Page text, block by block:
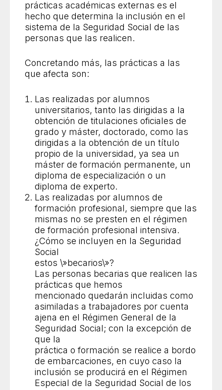
prácticas académicas externas es el
hecho que determina la inclusión en el
sistema de la Seguridad Social de las
personas que las realicen.
Concretando más, las prácticas a las
que afecta son:
Las realizadas por alumnos
universitarios, tanto las dirigidas a la
obtención de titulaciones oficiales de
grado y máster, doctorado, como las
dirigidas a la obtención de un título
propio de la universidad, ya sea un
máster de formación permanente, un
diploma de especialización o un
diploma de experto.
Las realizadas por alumnos de
formación profesional, siempre que las
mismas no se presten en el régimen
de formación profesional intensiva.
¿Cómo se incluyen en la Seguridad
Social
estos \»becarios\»?
Las personas becarias que realicen las
prácticas que hemos
mencionado quedarán incluidas como
asimiladas a trabajadores por cuenta
ajena en el Régimen General de la
Seguridad Social; con la excepción de
que la
práctica o formación se realice a bordo
de embarcaciones, en cuyo caso la
inclusión se producirá en el Régimen
Especial de la Seguridad Social de los